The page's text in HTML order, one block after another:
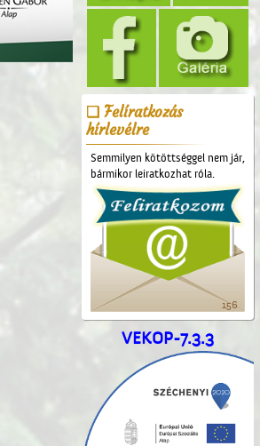
Felíratkozás
hírlevélre
Semmilyen kötöttséggel nem jár,
bármikor leiratkozhat róla.
156
VEKOP-7.3.3